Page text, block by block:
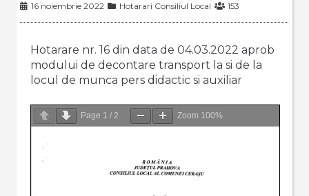
16 noiembrie 2022 Hotarari Consiliul Local 153
Hotarare nr. 16 din data de 04.03.2022 aprob
modului de decontare transport la si de la
locul de munca pers didactic si auxiliar
Page 1 / 2 Zoom 100%